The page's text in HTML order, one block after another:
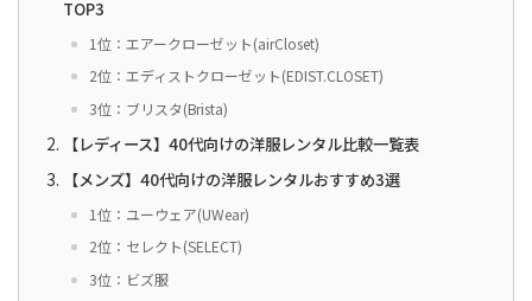
TOP3
1位：エアークローゼット(airCloset)
2位：エディストクローゼット(EDIST.CLOSET)
3位：ブリスタ(Brista)
【レディース】40代向けの洋服レンタル比較一覧表
【メンズ】40代向けの洋服レンタルおすすめ3選
1位：ユーウェア(UWear)
2位：セレクト(SELECT)
3位：ビズ服